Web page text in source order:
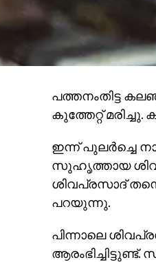
പത്തനംതിട്ട
കുത്തേറ്റ്
ഇന്ന് പുലര്‍ച്ചെ
സുഹൃത്തായ
ശിവപ്രസാദ്
പറയുന്നു.
പിന്നാലെ